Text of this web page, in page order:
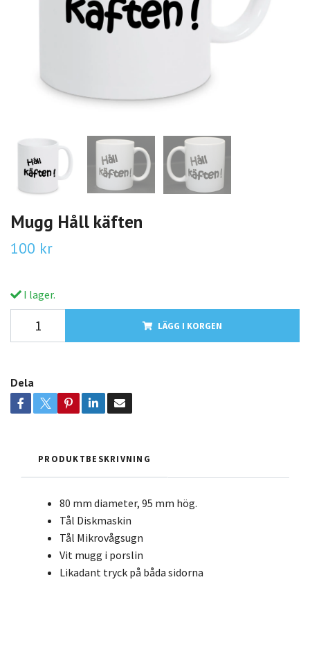
Mugg Håll käften
100 kr
I lager.
LÄGG I KORGEN
Dela
PRODUKTBESKRIVNING
80 mm diameter, 95 mm hög.
Tål Diskmaskin
Tål Mikrovågsugn
Vit mugg i porslin
Likadant tryck på båda sidorna